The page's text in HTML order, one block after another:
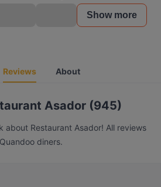
Show more
Reviews About
Asador (945)
about Restaurant Asador! All reviews
diners.